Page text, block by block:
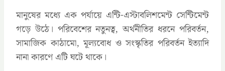
মানুষের মধ্যে এক পর্যায়ে এন্টি-এস্টাবলিশমেন্ট সেন্টিমেন্ট
গড়ে উঠে। পরিবেশের নতুনত্ব, অর্থনীতির ধরনে পরিবর্তন,
সামাজিক কাঠামো, মূল্যবোধ ও সংস্কৃতির পরিবর্তন ইত্যাদি
নানা কারণে এটি ঘটে থাকে।